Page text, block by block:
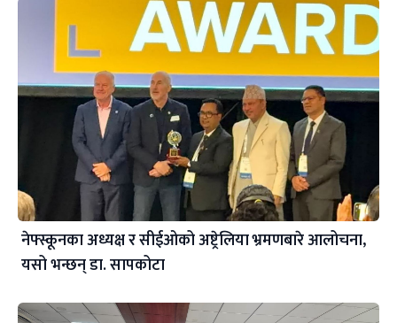
नेफ्स्कूनका अध्यक्ष र सीईओको अष्ट्रेलिया भ्रमणबारे आलोचना,
यसो भन्छन् डा‍. सापकोटा